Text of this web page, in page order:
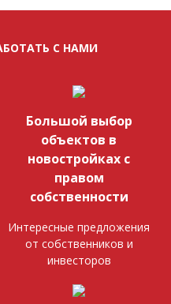
С НАМИ
Большой выбор
объектов в
новостройках с
правом
собственности
Интересные предложения
от собственников и
инвесторов